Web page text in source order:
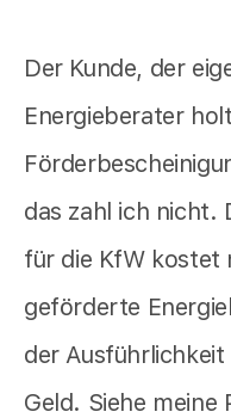
Der Kunde, der
Energieberater
das zahl ich nicht.
für die KfW kostet
geförderte
der
Geld. Siehe meine